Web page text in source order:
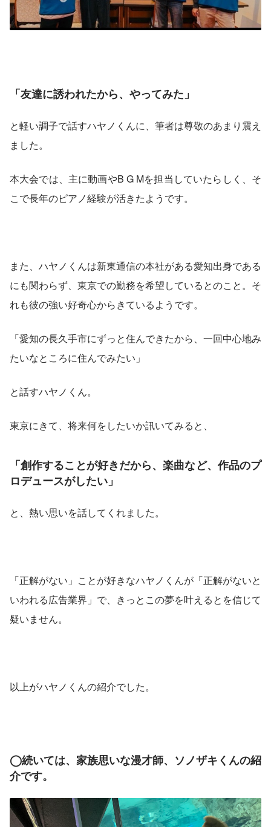
「友達に誘われたから、やってみた」
と軽い調子で話すハヤノくんに、筆者は尊敬のあまり震え
ました。
本大会では、主に動画やB G Mを担当していたらしく、そ
こで長年のピアノ経験が活きたようです。
また、ハヤノくんは新東通信の本社がある愛知出身である
にも関わらず、東京での勤務を希望しているとのこと。そ
れも彼の強い好奇心からきているようです。
「愛知の長久手市にずっと住んできたから、一回中心地み
たいなところに住んでみたい」
と話すハヤノくん。
東京にきて、将来何をしたいか訊いてみると、
「創作することが好きだから、楽曲など、作品のプ
ロデュースがしたい」
と、熱い思いを話してくれました。
「正解がない」ことが好きなハヤノくんが「正解がないと
いわれる広告業界」で、きっとこの夢を叶えるとを信じて
疑いません。
以上がハヤノくんの紹介でした。
◯続いては、家族思いな漫才師、ソノザキくんの紹
介です。